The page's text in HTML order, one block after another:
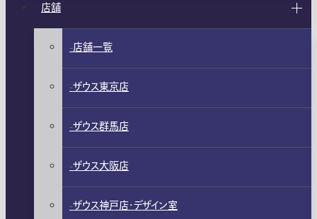
店舗
店舗一覧
ザウス東京店
ザウス群馬店
ザウス大阪店
ザウス神戸店・デザイン室